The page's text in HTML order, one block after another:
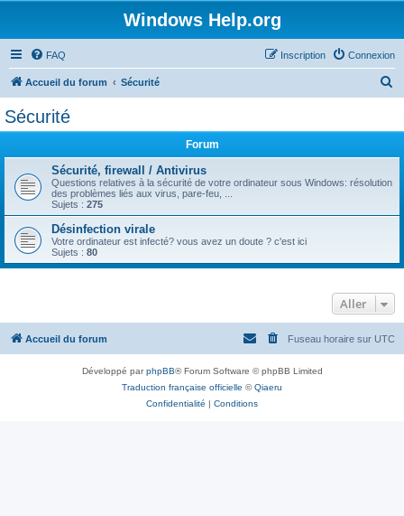
Windows Help.org
FAQ Connexion
Inscription
Accueil du forum Sécurité
Sécurité
Forum
Sécurité, firewall / Antivirus
Questions relatives à la sécurité de votre ordinateur sous Windows: résolution
des problèmes liés aux virus, pare-feu, ...
Sujets : 275
Désinfection virale
Votre ordinateur est infecté? vous avez un doute ? c'est ici
Sujets : 80
Aller
Accueil du forum Fuseau horaire sur UTC
Développé parphpBB® Forum Software © phpBB Limited
Traduction française officielle ©Qiaeru
Confidentialité | Conditions